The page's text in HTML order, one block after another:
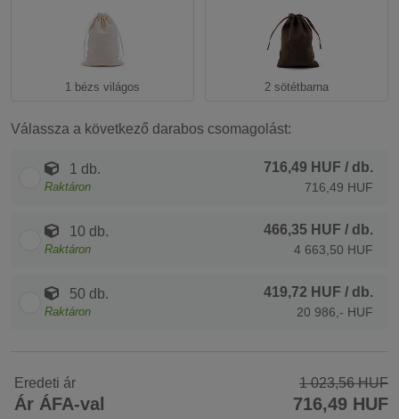
1 bézs világos 2 sötétbarna
Válassza a következő darabos csomagolást:
1 db.
Raktáron
716,49 HUF / db.
716,49 HUF
10 db.
Raktáron
466,35 HUF / db.
4 663,50 HUF
50 db.
Raktáron
419,72 HUF / db.
20 986,- HUF
Eredeti ár 1 023,56 HUF
Ár ÁFA-val 716,49 HUF